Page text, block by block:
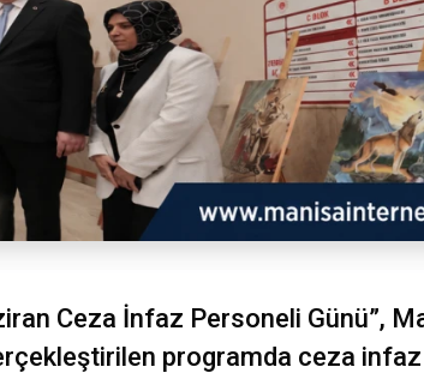
Ceza İnfaz Personeli Günü”,
programda ceza infaz